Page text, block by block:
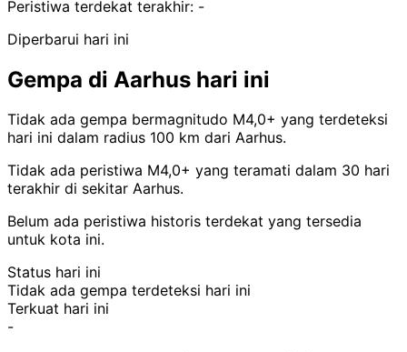
Peristiwa terdekat terakhir: -
Diperbarui hari ini
Gempa di Aarhus hari ini
Tidak ada gempa bermagnitudo M4,0+ yang terdeteksi
hari ini dalam radius 100 km dari Aarhus.
Tidak ada peristiwa M4,0+ yang teramati dalam 30 hari
terakhir di sekitar Aarhus.
Belum ada peristiwa historis terdekat yang tersedia
untuk kota ini.
Status hari ini
Tidak ada gempa terdeteksi hari ini
Terkuat hari ini
-